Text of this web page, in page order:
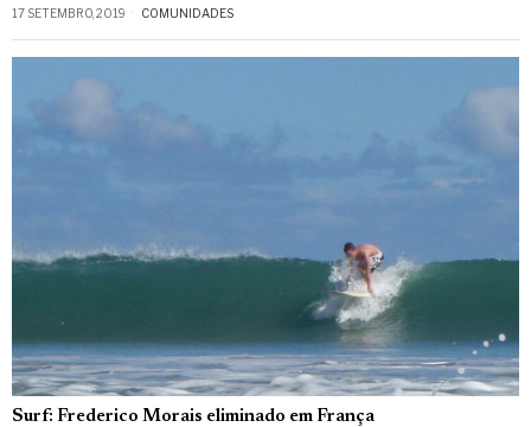
17 SETEMBRO, 2019 COMUNIDADES
Surf: Frederico Morais eliminado em França